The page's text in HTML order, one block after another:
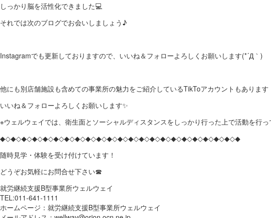
しっかり脳を活性化できました💻
それでは次のブログでお会いしましょう♪
Instagramでも更新しておりますので、いいね＆フォローよろしくお願いします(*´Д｀)
他にも別店舗施設も含めての事業所の魅力をご紹介しているTikToアカウントもあります
いいね＆フォローよろしくお願いします✨
※ウェルウェイでは、衛生面とソーシャルディスタンスをしっかり行った上で活動を行っ
◆◇◆◇◆◇◆◇◆◇◆◇◆◇◆◇◆◇◆◇◆◇◆◇◆◇◆◇◆◇◆◇◆◇◆◇◆◇◆◇◆◇◆◇◆
随時見学・体験を受け付けています！
どうぞお気軽にお問合せ下さい☎
就労継続支援B型事業所ウェルウェイ
TEL:011-641-1111
ホームページ：就労継続支援B型事業所ウェルウェイ